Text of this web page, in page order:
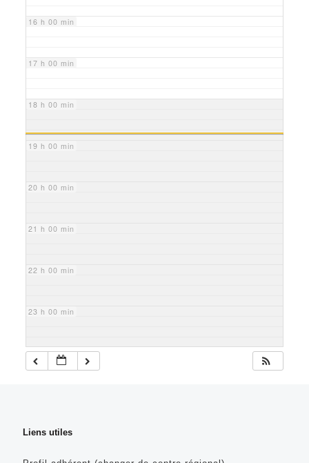
16 h 00 min
17 h 00 min
18 h 00 min
19 h 00 min
20 h 00 min
21 h 00 min
22 h 00 min
23 h 00 min
Liens utiles